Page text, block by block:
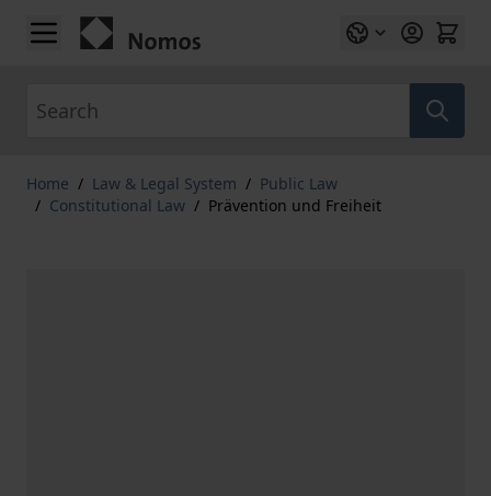
Skip to Content
Home / Law & Legal System / Public Law
/ Constitutional Law / Prävention und Freiheit